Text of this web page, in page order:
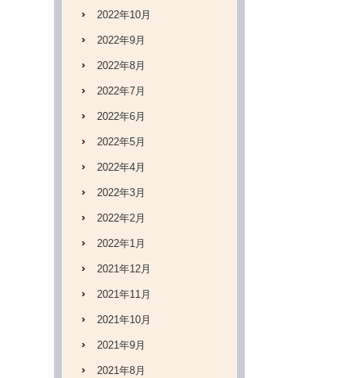
2022年10月
2022年9月
2022年8月
2022年7月
2022年6月
2022年5月
2022年4月
2022年3月
2022年2月
2022年1月
2021年12月
2021年11月
2021年10月
2021年9月
2021年8月